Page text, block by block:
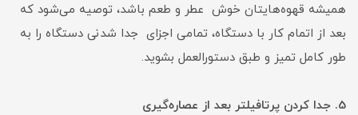
همیشه قهوه‌هایتان خوش عطر و طعم باشد، توصیه می‌شود که
بعد از اتمام کار با دستگاه، تمامی اجزای جدا شدنی دستگاه را به
طور کامل تمیز و طبق دستورالعمل بشوید.
5. جدا کردن پرتافیلتر بعد از عصاره‌گیری